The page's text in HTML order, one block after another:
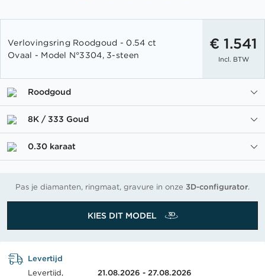
het
begin
de
afbeeldingen-
Verlovingsring Roodgoud - 0.54 ct
Ovaal - Model N°3304, 3-steen
€ 1.541
Incl. BTW
Roodgoud
8K / 333 Goud
0.30 karaat
Pas je diamanten, ringmaat, gravure in onze 3D-configurator.
KIES DIT MODEL
Levertijd
Levertijd,
21.08.2026 - 27.08.2026